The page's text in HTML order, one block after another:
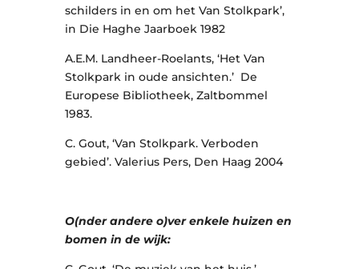
schilders in en om het Van Stolkpark’,
in Die Haghe Jaarboek 1982
A.E.M. Landheer-Roelants, ‘Het Van
Stolkpark in oude ansichten.’ De
Europese Bibliotheek, Zaltbommel
1983.
C. Gout, ‘Van Stolkpark. Verboden
gebied’. Valerius Pers, Den Haag 2004
O(nder andere o)ver enkele huizen en
bomen in de wijk: